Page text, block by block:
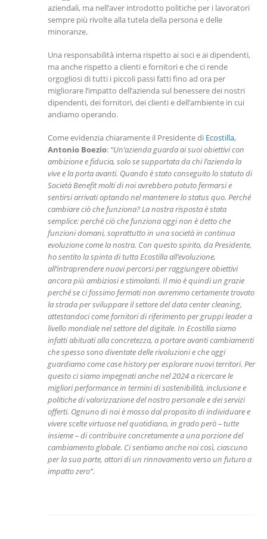
aziendali, ma nell’aver introdotto politiche per i lavoratori
sempre più rivolte alla tutela della persona e delle
minoranze.
Una responsabilità interna rispetto ai soci e ai dipendenti,
ma anche rispetto a clienti e fornitori e che ci rende
orgogliosi di tutti i piccoli passi fatti fino ad ora per
migliorare l’impatto dell’azienda sul benessere dei nostri
dipendenti, dei fornitori, dei clienti e dell’ambiente in cui
andiamo operando.
Come evidenzia chiaramente il Presidente di Ecostilla,
Antonio Boezio: “Un’azienda guarda ai suoi obiettivi con
ambizione e fiducia, solo se supportata da chi l’azienda la
vive e la porta avanti. Quando è stato conseguito lo statuto di
Società Benefit molti di noi avrebbero potuto fermarsi e
sentirsi arrivati optando nel mantenere lo status quo. Perché
cambiare ciò che funziona? La nostra risposta è stata
semplice: perché ciò che funziona oggi non è detto che
funzioni domani, soprattutto in una società in continua
evoluzione come la nostra. Con questo spirito, da Presidente,
ho sentito la spinta di tutta Ecostilla all’evoluzione,
all’intraprendere nuovi percorsi per raggiungere obiettivi
ancora più ambiziosi e stimolanti. Il mio è quindi un grazie
perché se ci fossimo fermati non avremmo certamente trovato
la strada per sviluppare il settore del data center cleaning,
attestandoci come fornitori di riferimento per gruppi leader a
livello mondiale nel settore del digitale. In Ecostilla siamo
infatti abituati alla concretezza, a portare avanti cambiamenti
che spesso sono diventate delle rivoluzioni e che oggi
guardiamo come case history per esplorare nuovi territori. Per
questo ci siamo impegnati anche nel 2024 a ricercare le
migliori performance in termini di sostenibilità, inclusione e
politiche di valorizzazione del nostro personale e dei servizi
offerti. Ognuno di noi è mosso dal proposito di individuare e
vivere scelte virtuose nel quotidiano, in grado però – tutte
insieme – di contribuire concretamente a una porzione del
cambiamento globale. Ci sentiamo anche noi così, ciascuno
per la sua parte, attori di un rinnovamento verso un futuro a
impatto zero”.